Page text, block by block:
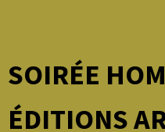
SOIRÉE
ÉDITIONS